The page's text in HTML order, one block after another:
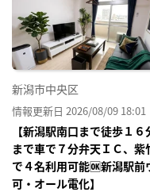
新潟市中央区
情報更新日 2026/08/09 18:01
【新潟駅南口まで徒歩１
まで車で７分弁天ＩＣ、
で４名利用可能🆗新潟駅
可・オール電化】